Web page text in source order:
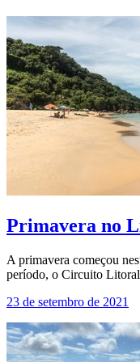
Primavera no
A primavera começou
período, o Circuito
23 de setembro de 2021